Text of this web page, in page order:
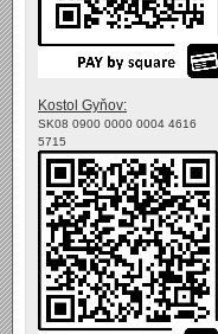
Kostol Gyňov:
SK08 0900 0000 0004 4616
5715